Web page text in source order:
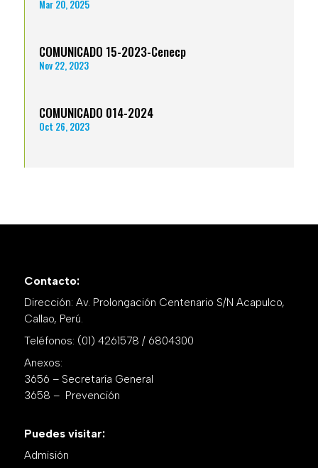
Mar 20, 2025
COMUNICADO 15-2023-Cenecp
Nov 22, 2023
COMUNICADO 014-2024
Oct 26, 2023
Contacto:
Dirección: Av. Prolongación Centenario S/N Acapulco,
Callao, Perú.
Teléfonos: (01) 4261578 / 6804300
Anexos:
3656 – Secretaría General
3658 – Prevención
Puedes visitar:
Admisión